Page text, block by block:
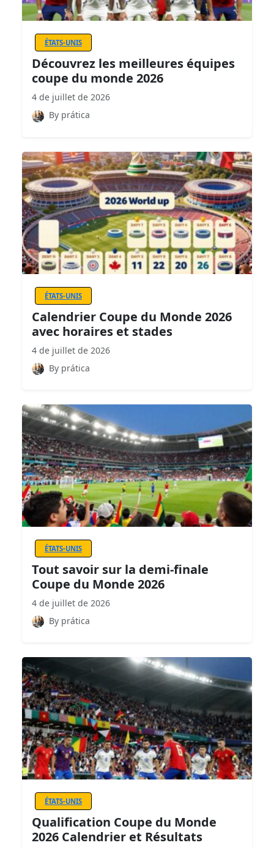
ÉTATS-UNIS
Découvrez les meilleures équipes
coupe du monde 2026
4 de juillet de 2026
By prática
ÉTATS-UNIS
Calendrier Coupe du Monde 2026
avec horaires et stades
4 de juillet de 2026
By prática
ÉTATS-UNIS
Tout savoir sur la demi-finale
Coupe du Monde 2026
4 de juillet de 2026
By prática
ÉTATS-UNIS
Qualification Coupe du Monde
2026 Calendrier et Résultats